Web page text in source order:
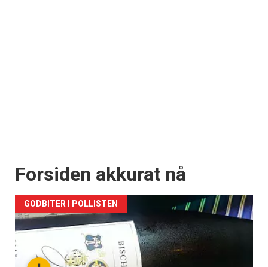
Forsiden akkurat nå
GODBITER I POLLISTEN